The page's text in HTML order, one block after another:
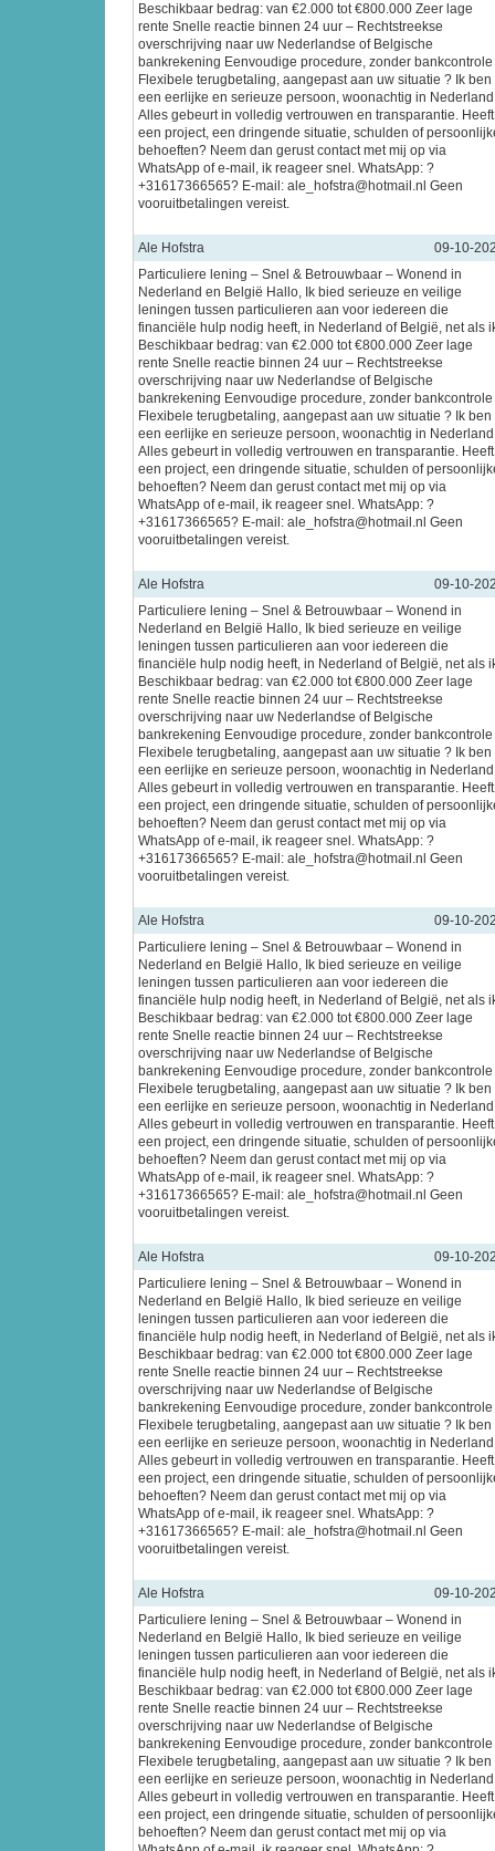
Beschikbaar bedrag: van €2.000 tot €800.000 Zeer lage
rente Snelle reactie binnen 24 uur – Rechtstreekse
overschrijving naar uw Nederlandse of Belgische
bankrekening Eenvoudige procedure, zonder bankcontrole
Flexibele terugbetaling, aangepast aan uw situatie ? Ik ben
een eerlijke en serieuze persoon, woonachtig in
Alles gebeurt in volledig vertrouwen en transparantie.
een project, een dringende situatie, schulden of
behoeften? Neem dan gerust contact met mij op via
WhatsApp of e-mail, ik reageer snel. WhatsApp: ?
+31617366565? E-mail: ale_hofstra@hotmail.nl Geen
vooruitbetalingen vereist.
Ale Hofstra
09-10-
Particuliere lening – Snel & Betrouwbaar – Wonend in
Nederland en België Hallo, Ik bied serieuze en veilige
leningen tussen particulieren aan voor iedereen die
financiële hulp nodig heeft, in Nederland of België, net als
Beschikbaar bedrag: van €2.000 tot €800.000 Zeer lage
rente Snelle reactie binnen 24 uur – Rechtstreekse
overschrijving naar uw Nederlandse of Belgische
bankrekening Eenvoudige procedure, zonder bankcontrole
Flexibele terugbetaling, aangepast aan uw situatie ? Ik ben
een eerlijke en serieuze persoon, woonachtig in
Alles gebeurt in volledig vertrouwen en transparantie.
een project, een dringende situatie, schulden of
behoeften? Neem dan gerust contact met mij op via
WhatsApp of e-mail, ik reageer snel. WhatsApp: ?
+31617366565? E-mail: ale_hofstra@hotmail.nl Geen
vooruitbetalingen vereist.
Ale Hofstra
09-10-
Particuliere lening – Snel & Betrouwbaar – Wonend in
Nederland en België Hallo, Ik bied serieuze en veilige
leningen tussen particulieren aan voor iedereen die
financiële hulp nodig heeft, in Nederland of België, net als
Beschikbaar bedrag: van €2.000 tot €800.000 Zeer lage
rente Snelle reactie binnen 24 uur – Rechtstreekse
overschrijving naar uw Nederlandse of Belgische
bankrekening Eenvoudige procedure, zonder bankcontrole
Flexibele terugbetaling, aangepast aan uw situatie ? Ik ben
een eerlijke en serieuze persoon, woonachtig in
Alles gebeurt in volledig vertrouwen en transparantie.
een project, een dringende situatie, schulden of
behoeften? Neem dan gerust contact met mij op via
WhatsApp of e-mail, ik reageer snel. WhatsApp: ?
+31617366565? E-mail: ale_hofstra@hotmail.nl Geen
vooruitbetalingen vereist.
Ale Hofstra
09-10-
Particuliere lening – Snel & Betrouwbaar – Wonend in
Nederland en België Hallo, Ik bied serieuze en veilige
leningen tussen particulieren aan voor iedereen die
financiële hulp nodig heeft, in Nederland of België, net als
Beschikbaar bedrag: van €2.000 tot €800.000 Zeer lage
rente Snelle reactie binnen 24 uur – Rechtstreekse
overschrijving naar uw Nederlandse of Belgische
bankrekening Eenvoudige procedure, zonder bankcontrole
Flexibele terugbetaling, aangepast aan uw situatie ? Ik ben
een eerlijke en serieuze persoon, woonachtig in
Alles gebeurt in volledig vertrouwen en transparantie.
een project, een dringende situatie, schulden of
behoeften? Neem dan gerust contact met mij op via
WhatsApp of e-mail, ik reageer snel. WhatsApp: ?
+31617366565? E-mail: ale_hofstra@hotmail.nl Geen
vooruitbetalingen vereist.
Ale Hofstra
09-10-
Particuliere lening – Snel & Betrouwbaar – Wonend in
Nederland en België Hallo, Ik bied serieuze en veilige
leningen tussen particulieren aan voor iedereen die
financiële hulp nodig heeft, in Nederland of België, net als
Beschikbaar bedrag: van €2.000 tot €800.000 Zeer lage
rente Snelle reactie binnen 24 uur – Rechtstreekse
overschrijving naar uw Nederlandse of Belgische
bankrekening Eenvoudige procedure, zonder bankcontrole
Flexibele terugbetaling, aangepast aan uw situatie ? Ik ben
een eerlijke en serieuze persoon, woonachtig in
Alles gebeurt in volledig vertrouwen en transparantie.
een project, een dringende situatie, schulden of
behoeften? Neem dan gerust contact met mij op via
WhatsApp of e-mail, ik reageer snel. WhatsApp: ?
+31617366565? E-mail: ale_hofstra@hotmail.nl Geen
vooruitbetalingen vereist.
Ale Hofstra
09-10-
Particuliere lening – Snel & Betrouwbaar – Wonend in
Nederland en België Hallo, Ik bied serieuze en veilige
leningen tussen particulieren aan voor iedereen die
financiële hulp nodig heeft, in Nederland of België, net als
Beschikbaar bedrag: van €2.000 tot €800.000 Zeer lage
rente Snelle reactie binnen 24 uur – Rechtstreekse
overschrijving naar uw Nederlandse of Belgische
bankrekening Eenvoudige procedure, zonder bankcontrole
Flexibele terugbetaling, aangepast aan uw situatie ? Ik ben
een eerlijke en serieuze persoon, woonachtig in
Alles gebeurt in volledig vertrouwen en transparantie.
een project, een dringende situatie, schulden of
behoeften? Neem dan gerust contact met mij op via